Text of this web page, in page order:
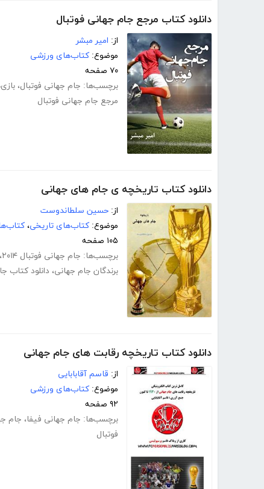
دانلود کتاب مرجع جام جهانی فوتبال
از: امیر مبشر
موضوع: کتاب‌های ورزشی
۷۰ صفحه
برچسب‌ها: جام جهانی فوتبال،
مرجع جام جهانی فوتبال
دانلود کتاب تاریخچه ی جام های جهانی
از: حسین سلطاندوست
موضوع: کتاب‌های تاریخی،
۱۰۵ صفحه
برچسب‌ها: جام جهانی فوتبال ۲۰۱۴ ،
برندگان جام جهانی، دانلود کتاب
دانلود کتاب تاریخچه رقابت های جام جهانی
از: قاسم آقابابایی
موضوع: کتاب‌های ورزشی
۹۲ صفحه
برچسب‌ها: جام جهانی فیفا، جام
فوتبال